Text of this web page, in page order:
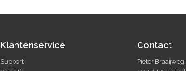
Klantenservice
Support
Contact
Pieter Braaijweg